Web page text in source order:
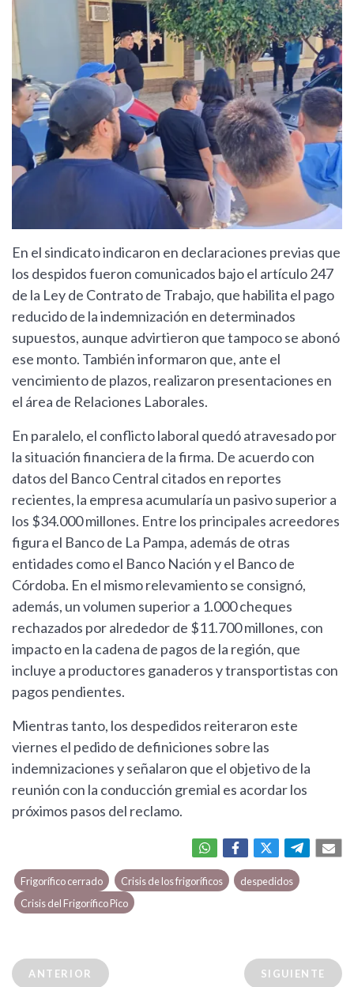
En el sindicato indicaron en declaraciones previas que
los despidos fueron comunicados bajo el artículo 247
de la Ley de Contrato de Trabajo, que habilita el pago
reducido de la indemnización en determinados
supuestos, aunque advirtieron que tampoco se abonó
ese monto. También informaron que, ante el
vencimiento de plazos, realizaron presentaciones en
el área de Relaciones Laborales.
En paralelo, el conflicto laboral quedó atravesado por
la situación financiera de la firma. De acuerdo con
datos del Banco Central citados en reportes
recientes, la empresa acumularía un pasivo superior a
los $34.000 millones. Entre los principales acreedores
figura el Banco de La Pampa, además de otras
entidades como el Banco Nación y el Banco de
Córdoba. En el mismo relevamiento se consignó,
además, un volumen superior a 1.000 cheques
rechazados por alrededor de $11.700 millones, con
impacto en la cadena de pagos de la región, que
incluye a productores ganaderos y transportistas con
pagos pendientes.
Mientras tanto, los despedidos reiteraron este
viernes el pedido de definiciones sobre las
indemnizaciones y señalaron que el objetivo de la
reunión con la conducción gremial es acordar los
próximos pasos del reclamo.
Frigorífico cerrado Crisis de los frigoríficos
despedidos
Crisis del Frigorífico Pico
ANTERIOR SIGUIENTE